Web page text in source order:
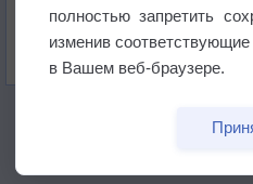
бабочек
полностью запретить
изменив
в Вашем веб-браузере.